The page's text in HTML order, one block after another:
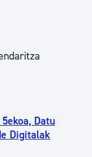
Datu
Digitalak